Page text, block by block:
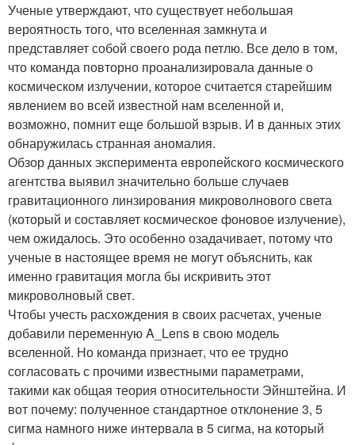
Ученые утверждают, что существует небольшая
вероятность того, что вселенная замкнута и
представляет собой своего рода петлю. Все дело в том,
что команда повторно проанализировала данные о
космическом излучении, которое считается старейшим
явлением во всей известной нам вселенной и,
возможно, помнит еще большой взрыв. И в данных этих
обнаружилась странная аномалия.
Обзор данных эксперимента европейского космического
агентства выявил значительно больше случаев
гравитационного линзирования микроволнового света
(который и составляет космическое фоновое излучение),
чем ожидалось. Это особенно озадачивает, потому что
ученые в настоящее время не могут объяснить, как
именно гравитация могла бы искривить этот
микроволновый свет.
Чтобы учесть расхождения в своих расчетах, ученые
добавили переменную A_Lens в свою модель
вселенной. Но команда признает, что ее трудно
согласовать с прочими известными параметрами,
такими как общая теория относительности Эйнштейна. И
вот почему: полученное стандартное отклонение 3, 5
сигма намного ниже интервала в 5 сигма, на который